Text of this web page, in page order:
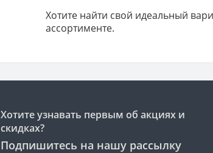
Хотите найти свой идеальный
ассортименте.
Хотите узнавать первым об акциях и
скидках?
Подпишитесь на нашу рассылку